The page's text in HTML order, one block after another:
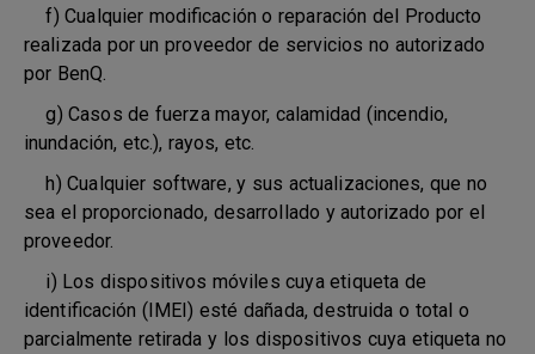
f) Cualquier modificación o reparación del Producto
realizada por un proveedor de servicios no autorizado
por BenQ.
g) Casos de fuerza mayor, calamidad (incendio,
inundación, etc.), rayos, etc.
h) Cualquier software, y sus actualizaciones, que no
sea el proporcionado, desarrollado y autorizado por el
proveedor.
i) Los dispositivos móviles cuya etiqueta de
identificación (IMEI) esté dañada, destruida o total o
parcialmente retirada y los dispositivos cuya etiqueta no